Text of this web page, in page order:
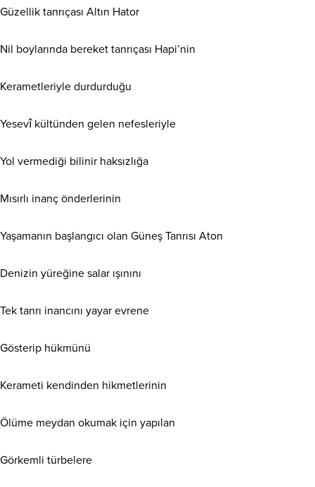
Güzellik tanrıçası Altın Hator
Nil boylarında bereket tanrıçası Hapi’nin
Kerametleriyle durdurduğu
Yesevî kültünden gelen nefesleriyle
Yol vermediği bilinir haksızlığa
Mısırlı inanç önderlerinin
Yaşamanın başlangıcı olan Güneş Tanrısı Aton
Denizin yüreğine salar ışınını
Tek tanrı inancını yayar evrene
Gösterip hükmünü
Kerameti kendinden hikmetlerinin
Ölüme meydan okumak için yapılan
Görkemli türbelere